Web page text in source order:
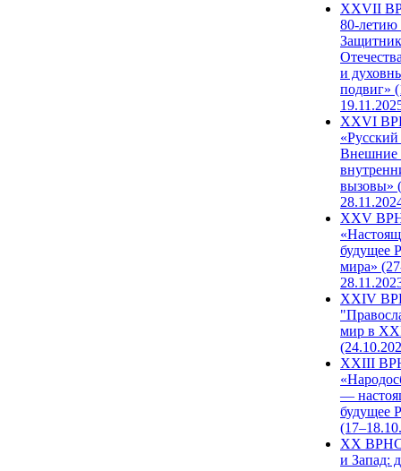
ХХVII
80-
и
подвиг»
XXVI
Внешние
вызовы»
XXV
будущее
мира»
XXIV
мир в
XXIII
—
будущее
XX ВРНС
и Запад: